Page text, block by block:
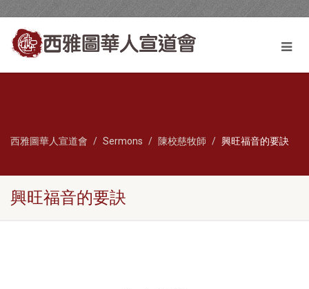
西雅圖華人宣道會 Sermons 陳校慈牧師 興旺福音的要訣
興旺福音的要訣